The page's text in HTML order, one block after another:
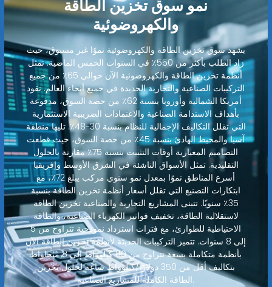
نمو سوق تخزين الطاقة
والكهروضوئية
يشهد سوق تخزين الطاقة والكهروضوئية نموًا غير مسبوق، حيث
زاد الطلب بأكثر من 550٪ في السنوات الخمس الماضية. تمثل
أنظمة تخزين الطاقة والكهروضوئية الآن حوالي 65٪ من جميع
التركيبات الصناعية والتجارية الجديدة في جميع أنحاء العالم. تقود
أمريكا الشمالية وأوروبا بنسبة 62٪ من حصة السوق، مدفوعة
بأهداف الاستدامة الصناعية والاعتمادات الضريبية الاستثمارية
التي تقلل التكاليف الإجمالية للنظام بنسبة 30-48٪. تليها منطقة
آسيا والمحيط الهادئ بنسبة 45٪ من حصة السوق، حيث قطعت
التصاميم المعيارية أوقات التثبيت بنسبة 75٪ مقارنة بالحلول
التقليدية. تمثل الأسواق الناشئة في الشرق الأوسط وإفريقيا
أسرع المناطق نموًا بمعدل نمو سنوي مركب يبلغ 72٪، مع
ابتكارات التصنيع التي تقلل أسعار أنظمة تخزين الطاقة بنسبة
35٪ سنويًا. تتبنى المشاريع التجارية والصناعية تخزين الطاقة
لاستقلالية الطاقة، تخفيف فواتير الكهرباء الصناعية، والطاقة
الاحتياطية للطوارئ، مع فترات استرداد نموذجية تتراوح من 5
إلى 8 سنوات. تتميز التركيبات الحديثة لأنظمة تخزين الطاقة الآن
بأنظمة متكاملة بسعة تتراوح من 80 كيلوواط إلى 8 ميجاواط
بتكاليف أقل من 350 دولارًا/كيلوواط ساعة لحلول تخزين
الطاقة الكاملة للمشاريع الصناعية.